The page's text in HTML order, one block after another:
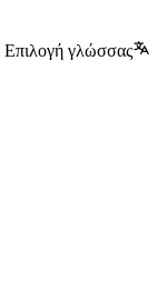
Επιλογή γλώσσας